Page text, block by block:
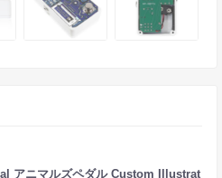
アニマルズペダル Custom Illustrat